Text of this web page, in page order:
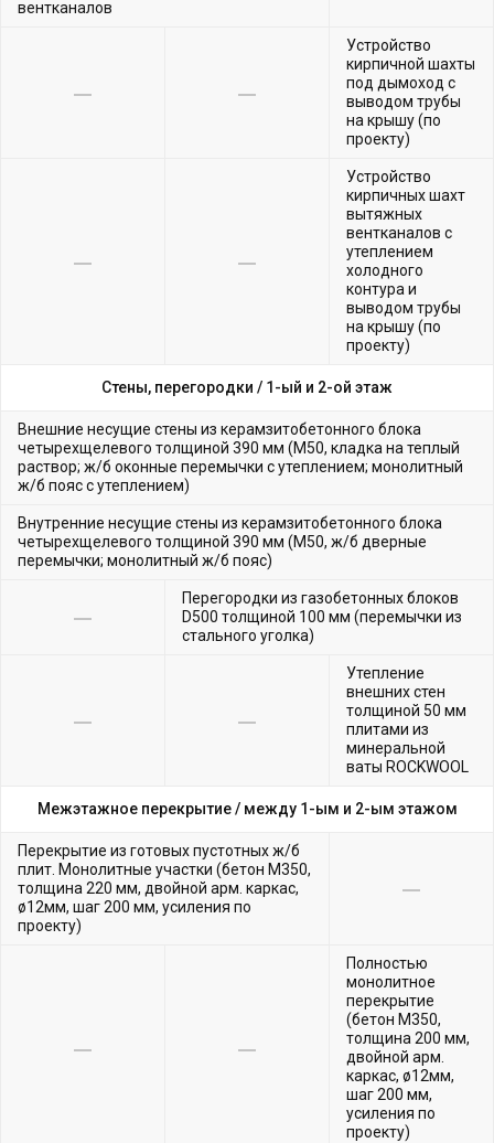
вентканалов
Устройство
кирпичной шахты
под дымоход с
выводом трубы
на крышу (по
проекту)
Устройство
кирпичных шахт
вытяжных
вентканалов с
утеплением
холодного
контура и
выводом трубы
на крышу (по
проекту)
Стены, перегородки / 1-ый и 2-ой этаж
Внешние несущие стены из керамзитобетонного блока
четырехщелевого толщиной 390 мм (М50, кладка на теплый
раствор; ж/б оконные перемычки с утеплением; монолитный
ж/б пояс с утеплением)
Внутренние несущие стены из керамзитобетонного блока
четырехщелевого толщиной 390 мм (М50, ж/б дверные
перемычки; монолитный ж/б пояс)
Перегородки из газобетонных блоков
D500 толщиной 100 мм (перемычки из
стального уголка)
Утепление
внешних стен
толщиной 50 мм
плитами из
минеральной
ваты ROCKWOOL
Межэтажное перекрытие / между 1-ым и 2-ым этажом
Перекрытие из готовых пустотных ж/б
плит. Монолитные участки (бетон М350,
толщина 220 мм, двойной арм. каркас,
ø12мм, шаг 200 мм, усиления по
проекту)
Полностью
монолитное
перекрытие
(бетон М350,
толщина 200 мм,
двойной арм.
каркас, ø12мм,
шаг 200 мм,
усиления по
проекту)